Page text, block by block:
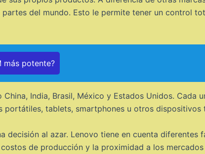
del mundo. Esto le permite tener un control
más potente?
India, Brasil, México y Estados Unidos. Cada
tablets, smartphones u otros dispositivos
decisión al azar. Lenovo tiene en cuenta
de producción y la proximidad a los